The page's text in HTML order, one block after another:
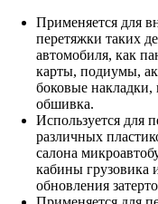
Применяется для
перетяжки таких
автомобиля, как
карты, подиумы,
боковые накладки,
обшивка.
Используется для
различных
салона
кабины грузовика
обновления